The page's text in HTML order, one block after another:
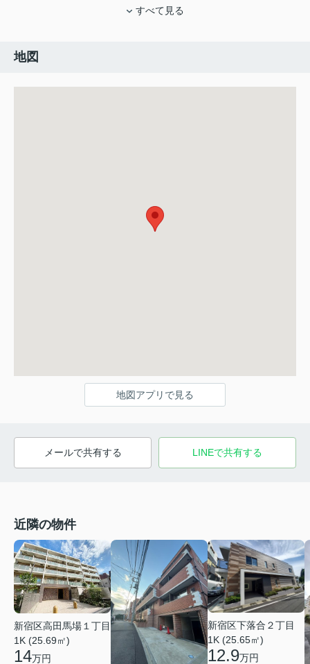
すべて見る
地図
地図アプリで見る
メールで共有する LINEで共有する
近隣の物件
新宿区高田馬場１丁目
1K (25.69㎡)
14万円
新宿区下落合２丁目
1K (25.65㎡)
12.9万円